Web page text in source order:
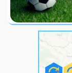
O nama